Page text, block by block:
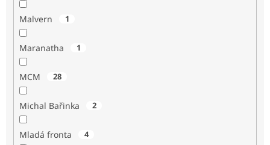
Malvern 1
Maranatha 1
MCM 28
Michal Bařinka 2
Mladá fronta 4